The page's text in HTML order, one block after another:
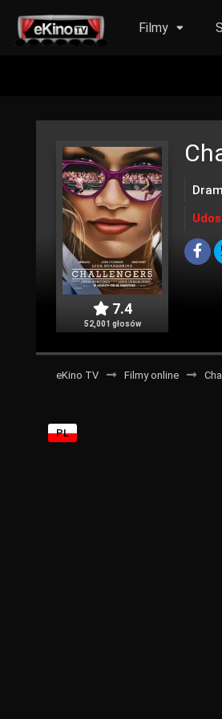
Filmy
7.4
52,001 głosów
eKino TV Filmy online
PL